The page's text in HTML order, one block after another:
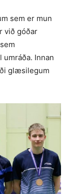
sem er mun
við góðar
Innan
glæsilegum